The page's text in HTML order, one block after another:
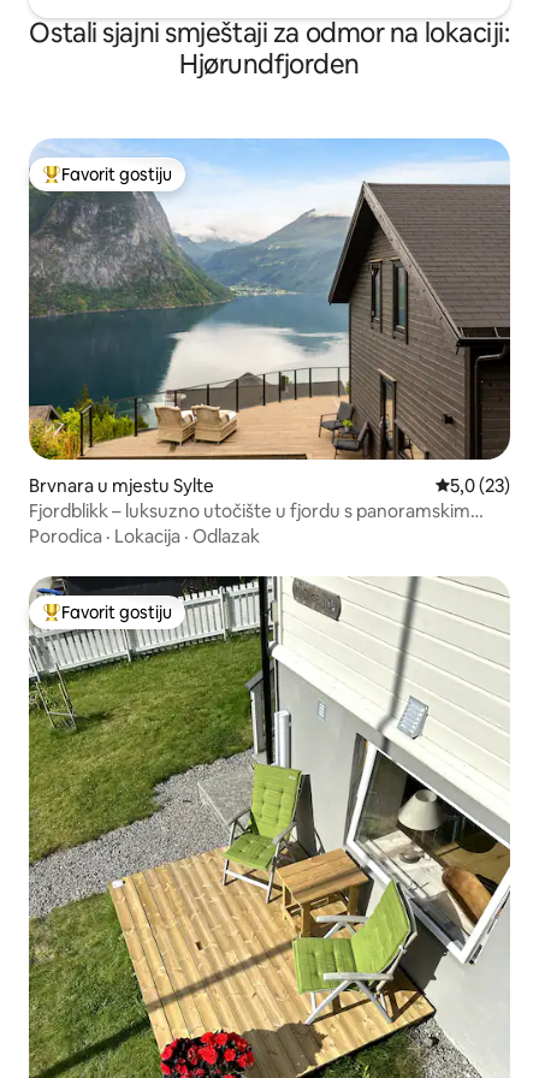
Ostali sjajni smještaji za odmor na lokaciji:
Hjørundfjorden
Glavni favorit gostiju
Favorit gostiju
Brvnara u mjestu Sylte Prosječna
5,0 (23)
Fjordblikk – luksuzno utočište u fjordu s panoramskim
pogledom
Porodica · Lokacija · Odlazak
Glavni favorit gostiju
Favorit gostiju